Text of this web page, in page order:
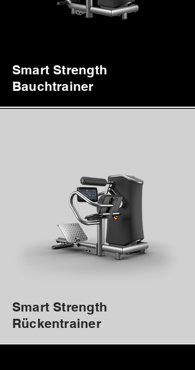
Smart Strength
Bauchtrainer
Smart Strength
Rückentrainer